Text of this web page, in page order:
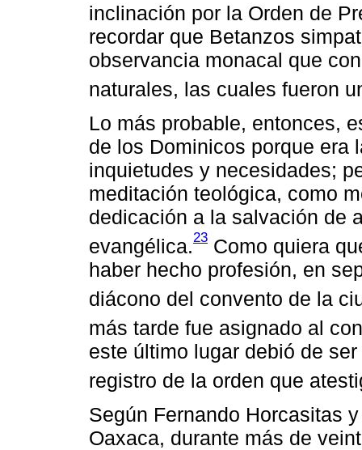
inclinación por la Orden de
recordar que Betanzos
observancia monacal que
naturales, las cuales fueron
Lo más probable, entonces,
de los Dominicos porque era
inquietudes y necesidades;
meditación teológica, como
dedicación a la salvación de
evangélica.23 Como quiera
haber hecho profesión, en
diácono del convento de la
más tarde fue asignado al
este último lugar debió de
registro de la orden que
Según Fernando Horcasitas
Oaxaca, durante más de